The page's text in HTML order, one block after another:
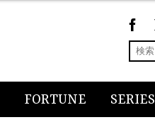
FORTUNE SERIES